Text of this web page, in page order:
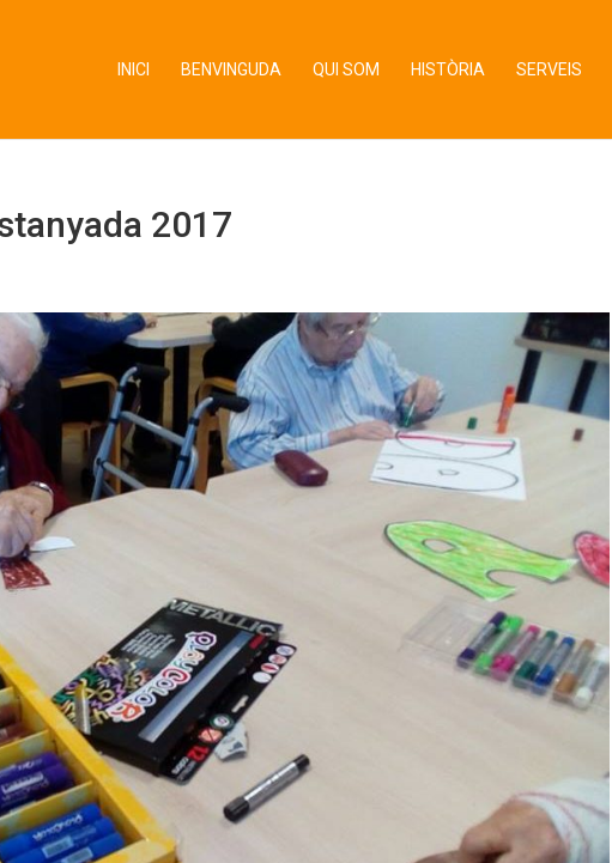
INICI BENVINGUDA QUI SOM HISTÒRIA SERVEIS
2017